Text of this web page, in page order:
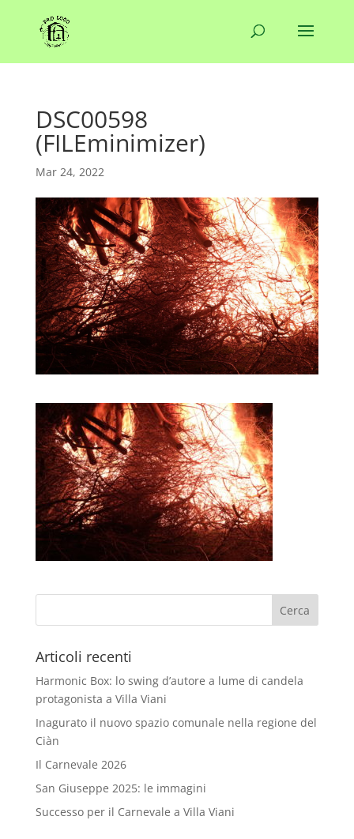
DSC00598
(FILEminimizer)
Mar 24, 2022
Articoli recenti
Harmonic Box: lo swing d’autore a lume di candela
protagonista a Villa Viani
Inagurato il nuovo spazio comunale nella regione del
Ciàn
Il Carnevale 2026
San Giuseppe 2025: le immagini
Successo per il Carnevale a Villa Viani